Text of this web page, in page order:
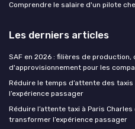
Comprendre le salaire d'un pilote
Les derniers articles
SAF en 2026 : filières de
d'approvisionnement pour les
Réduire le temps d’attente des taxis
l’expérience passager
Réduire l’attente taxi à Paris
transformer l’expérience passager